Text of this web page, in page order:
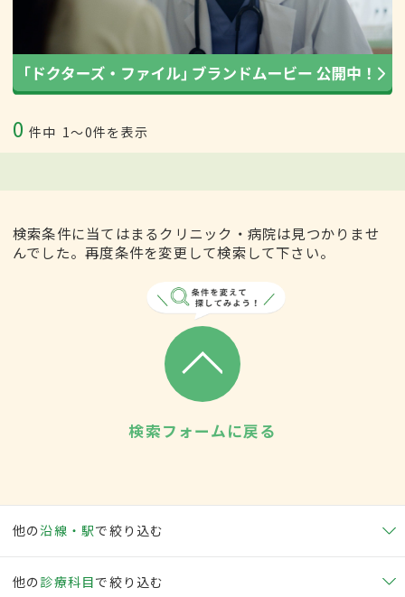
0 件中 1〜0件を表示
検索条件に当てはまるクリニック・病院は見つかりませ
んでした。再度条件を変更して検索して下さい。
検索フォームに戻る
他の沿線・駅で絞り込む
他の 診療科目で絞り込む